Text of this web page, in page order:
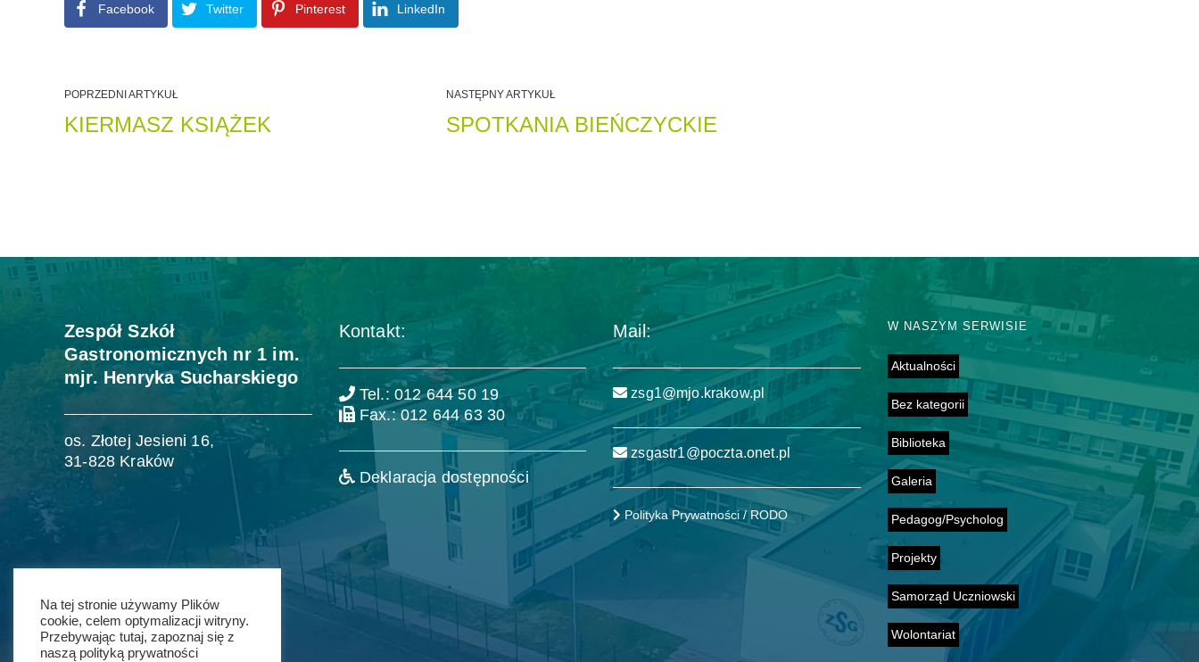
Facebook Twitter Pinterest LinkedIn
POPRZEDNI ARTYKUŁ
KIERMASZ KSIĄŻEK
NASTĘPNY ARTYKUŁ
SPOTKANIA BIEŃCZYCKIE
Zespół Szkół
Gastronomicznych nr 1 im.
mjr. Henryka Sucharskiego
os. Złotej Jesieni 16,
31-828 Kraków
Kontakt:
Tel.: 012 644 50 19
Fax.: 012 644 63 30
Deklaracja dostępności
Mail:
zsg1@mjo.krakow.pl
zsgastr1@poczta.onet.pl
Polityka Prywatności / RODO
W NASZYM SERWISIE
Aktualności
Bez kategorii
Biblioteka
Galeria
Pedagog/Psycholog
Projekty
Samorząd Uczniowski
Wolontariat
Na tej stronie używamy Plików
cookie, celem optymalizacji witryny.
Przebywając tutaj, zapoznaj się z
naszą polityką prywatności